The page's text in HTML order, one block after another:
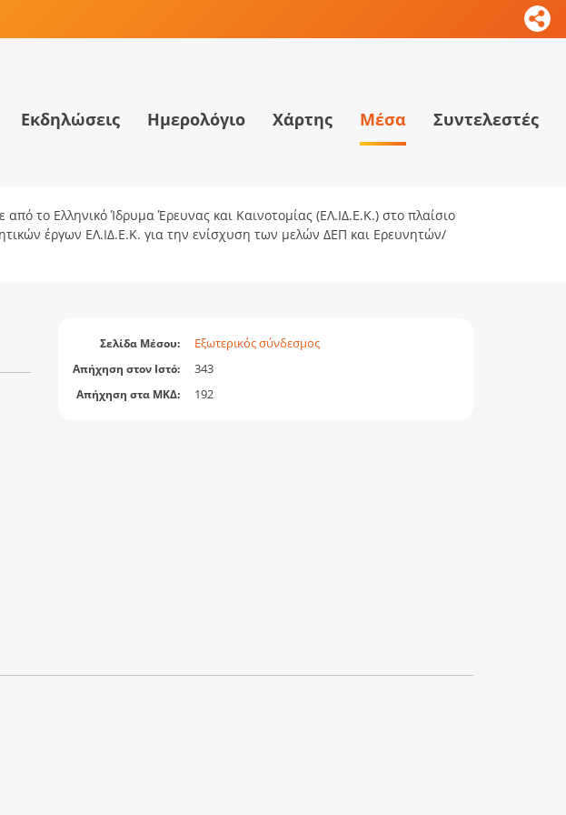
Εκδηλώσεις Ημερολόγιο Χάρτης Μέσα Συντελεστές
από το Ελληνικό Ίδρυμα Έρευνας και Καινοτομίας (ΕΛ.ΙΔ.Ε.Κ.) στο πλαίσιο
έργων ΕΛ.ΙΔ.Ε.Κ. για την ενίσχυση των μελών ΔΕΠ και Ερευνητών/
Σελίδα Μέσου: Εξωτερικός σύνδεσμος
Απήχηση στον Ιστό: 343
Απήχηση στα ΜΚΔ: 192